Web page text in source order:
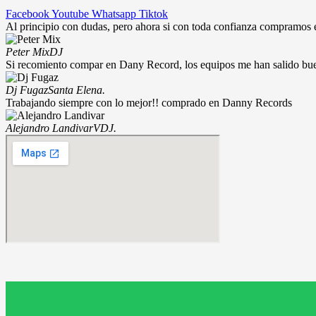
FacebookYoutube Whatsapp Tiktok
Al principio con dudas, pero ahora si con toda confianza compramos
Peter MixDJ
Si recomiento compar en Dany Record, los equipos me han salido
Dj FugazSanta Elena.
Trabajando siempre con lo mejor!! comprado en Danny Records
Alejandro LandivarVDJ.